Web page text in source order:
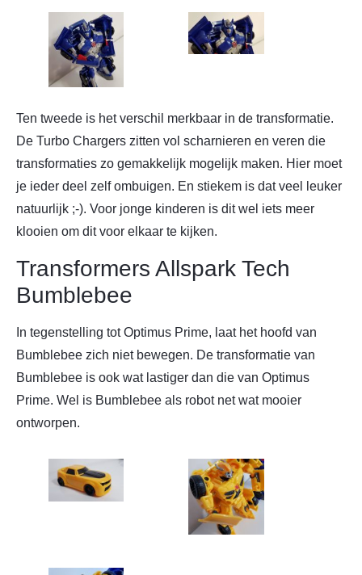
Ten tweede is het verschil merkbaar in de transformatie.
De Turbo Chargers zitten vol scharnieren en veren die
transformaties zo gemakkelijk mogelijk maken. Hier moet
je ieder deel zelf ombuigen. En stiekem is dat veel leuker
natuurlijk ;-). Voor jonge kinderen is dit wel iets meer
klooien om dit voor elkaar te kijken.
Transformers Allspark Tech
Bumblebee
In tegenstelling tot Optimus Prime, laat het hoofd van
Bumblebee zich niet bewegen. De transformatie van
Bumblebee is ook wat lastiger dan die van Optimus
Prime. Wel is Bumblebee als robot net wat mooier
ontworpen.